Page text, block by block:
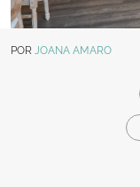
POR JOANA AMARO